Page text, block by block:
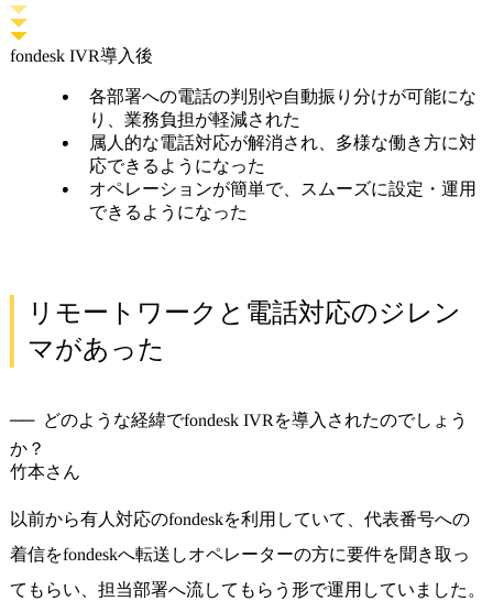
fondesk IVR導入後
各部署への電話の判別や自動振り分けが可能にな
り、業務負担が軽減された
属人的な電話対応が解消され、多様な働き方に対
応できるようになった
オペレーションが簡単で、スムーズに設定・運用
できるようになった
リモートワークと電話対応のジレン
マがあった
どのような経緯でfondesk IVRを導入されたのでしょう
か？
竹本さん
以前から有人対応のfondeskを利用していて、代表番号への
着信をfondeskへ転送しオペレーターの方に要件を聞き取っ
てもらい、担当部署へ流してもらう形で運用していました。